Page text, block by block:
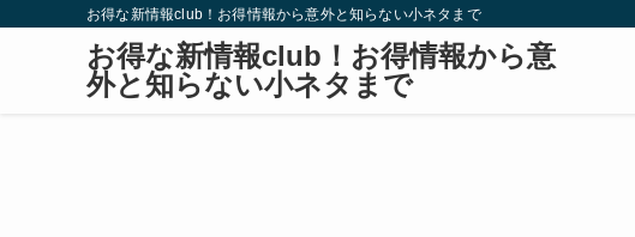
お得な新情報club！お得情報から意外と知らない小ネタまで
お得な新情報club！お得情報から意
外と知らない小ネタまで